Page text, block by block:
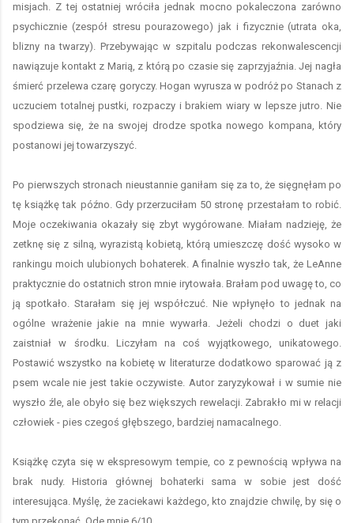
misjach. Z tej ostatniej wróciła jednak mocno pokaleczona zarówno
psychicznie (zespół stresu pourazowego) jak i fizycznie (utrata oka,
blizny na twarzy). Przebywając w szpitalu podczas rekonwalescencji
nawiązuje kontakt z Marią, z którą po czasie się zaprzyjaźnia. Jej nagła
śmierć przelewa czarę goryczy. Hogan wyrusza w podróż po Stanach z
uczuciem totalnej pustki, rozpaczy i brakiem wiary w lepsze jutro. Nie
spodziewa się, że na swojej drodze spotka nowego kompana, który
postanowi jej towarzyszyć.
Po pierwszych stronach nieustannie ganiłam się za to, że sięgnęłam po
tę książkę tak późno. Gdy przerzuciłam 50 stronę przestałam to robić.
Moje oczekiwania okazały się zbyt wygórowane. Miałam nadzieję, że
zetknę się z silną, wyrazistą kobietą, którą umieszczę dość wysoko w
rankingu moich ulubionych bohaterek. A finalnie wyszło tak, że LeAnne
praktycznie do ostatnich stron mnie irytowała. Brałam pod uwagę to, co
ją spotkało. Starałam się jej współczuć. Nie wpłynęło to jednak na
ogólne wrażenie jakie na mnie wywarła. Jeżeli chodzi o duet jaki
zaistniał w środku. Liczyłam na coś wyjątkowego, unikatowego.
Postawić wszystko na kobietę w literaturze dodatkowo sparować ją z
psem wcale nie jest takie oczywiste. Autor zaryzykował i w sumie nie
wyszło źle, ale obyło się bez większych rewelacji. Zabrakło mi w relacji
człowiek - pies czegoś głębszego, bardziej namacalnego.
Książkę czyta się w ekspresowym tempie, co z pewnością wpływa na
brak nudy. Historia głównej bohaterki sama w sobie jest dość
interesująca. Myślę, że zaciekawi każdego, kto znajdzie chwilę, by się o